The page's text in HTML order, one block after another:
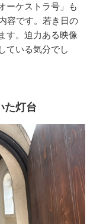
ーケストラ号」も
容です。若き日の
す。迫力ある映像
ている気分でし
た灯台